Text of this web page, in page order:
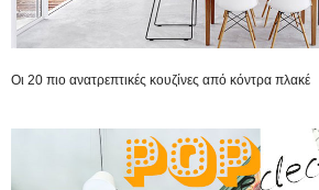
Οι 20 πιο ανατρεπτικές κουζίνες από κόντρα πλακέ